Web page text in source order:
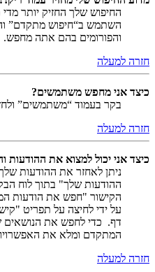
החיפוש שלך החזיק יותר
השתמש ב“חיפוש מתקדם”
והפורומים בהם אתה מחפש.
חזרה למעלה
כיצד אני מחפש משתמשים?
בקר בעמוד “משתמשים”
חזרה למעלה
כיצד אני יכול למצוא את ההודעות
ניתן לאחזר את ההודעות
ההודעות שלך" בתוך לוח
הקישור "חפש את הודעות
על ידי לחיצה על תפריט
דף. כדי לחפש את
המתקדם ומלא את
חזרה למעלה